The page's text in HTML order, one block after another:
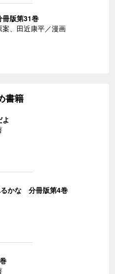
版第31巻
、田近康平／漫画
書籍
かな 分冊版第4巻